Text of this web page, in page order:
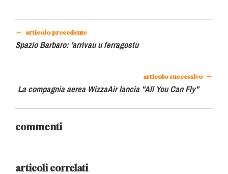
← articolo precedente
Spazio Barbaro: 'arrivau u ferragostu
articolo successivo →
La compagnia aerea WizzaAir lancia "All You Can Fly"
commenti
articoli correlati